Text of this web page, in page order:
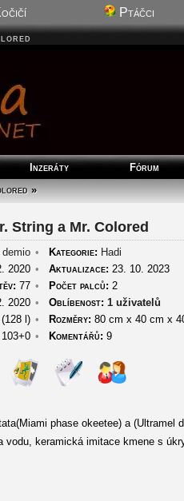
Ptáčci
Inzeráty Fórum
»
String a Mr. Colored
demio • Kategorie: Hadi
2020 • Aktualizace: 23. 10. 2023
77 • Počet palců: 2
2020 • Oblíbenost: 1 uživatelů
l) • Rozměry: 80 cm x 40 cm x
103+0 • Komentářů: 9
phase okeetee) a (Ultramel
vodu, keramická imitace kmene s